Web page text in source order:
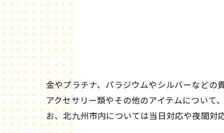
金やプラチナ、パラジウムやシルバーなど
アクセサリー類やその他のアイテムについ
お、北九州市内については当日対応や夜間